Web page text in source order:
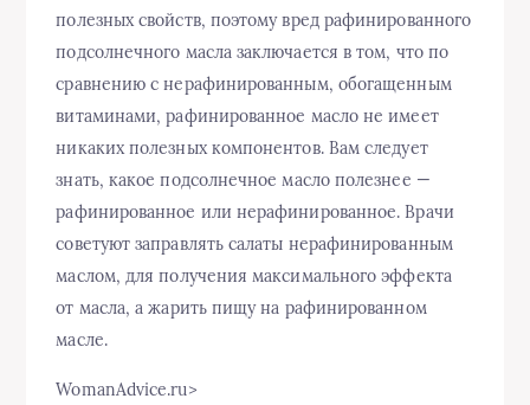
полезных свойств, поэтому вред рафинированного
подсолнечного масла заключается в том, что по
сравнению с нерафинированным, обогащенным
витаминами, рафинированное масло не имеет
никаких полезных компонентов. Вам следует
знать, какое подсолнечное масло полезнее —
рафинированное или нерафинированное. Врачи
советуют заправлять салаты нерафинированным
маслом, для получения максимального эффекта
от масла, а жарить пищу на рафинированном
масле.
WomanAdvice.ru⁪>